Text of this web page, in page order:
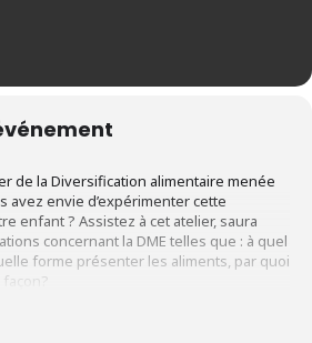
de la Diversification alimentaire menée
avez envie d’expérimenter cette
enfant ? Assistez à cet atelier, saura
concernant la DME telles que : à quel
forme présenter les aliments, par quoi